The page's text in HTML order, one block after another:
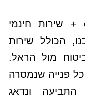
קבלו מאיתנו 10% cashback + שירות חינמי
הכולל שירות
מול הראל.
פנייה שנמסרה
ונדאג